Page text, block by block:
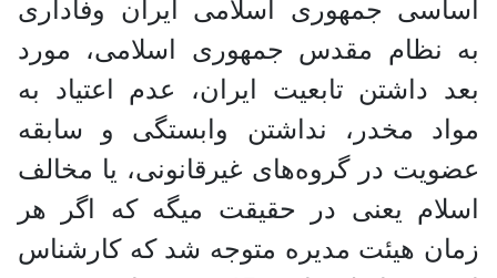
اساسی جمهوری اسلامی ایران وفاداری
به نظام مقدس جمهوری اسلامی، مورد
بعد داشتن تابعیت ایران، عدم اعتیاد به
مواد مخدر، نداشتن وابستگی و سابقه
عضویت در گروه‌های غیرقانونی، یا مخالف
اسلام یعنی در حقیقت میگه که اگر هر
زمان هیئت مدیره متوجه شد که کارشناس